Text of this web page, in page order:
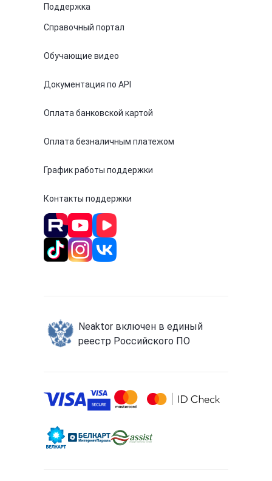
Поддержка
Справочный портал
Обучающие видео
Документация по API
Оплата банковской картой
Оплата безналичным платежом
График работы поддержки
Контакты поддержки
Neaktor включен в единый
реестр Российского ПО